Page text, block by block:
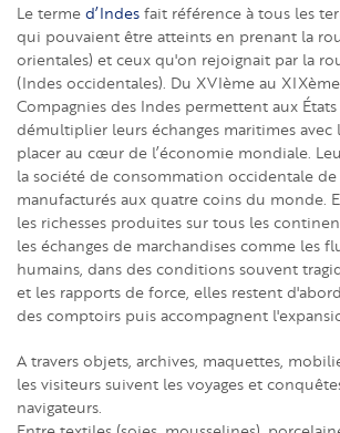
Le terme d’Indes fait référence à tous les
qui pouvaient être atteints en prenant la
orientales) et ceux qu'on rejoignait par la
(Indes occidentales). Du XVIème au
Compagnies des Indes permettent aux
démultiplier leurs échanges maritimes avec
placer au cœur de l’économie mondiale.
la société de consommation occidentale
manufacturés aux quatre coins du monde.
les richesses produites sur tous les
les échanges de marchandises comme les
humains, dans des conditions souvent
et les rapports de force, elles restent
des comptoirs puis accompagnent
A travers objets, archives, maquettes,
les visiteurs suivent les voyages et
navigateurs.